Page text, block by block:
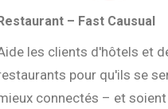
– Fast Causual
les clients d'hôtels et
pour qu'ils se
connectés – et